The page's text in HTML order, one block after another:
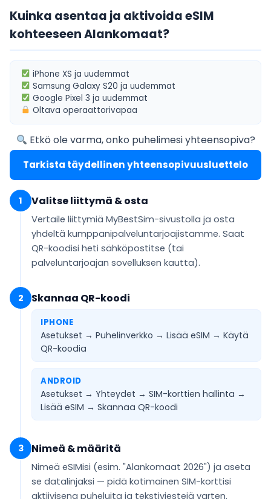
Kuinka asentaa ja aktivoida eSIM
kohteeseen Alankomaat?
iPhone XS ja uudemmat
Samsung Galaxy S20 ja uudemmat
Google Pixel 3 ja uudemmat
Oltavaoperaattorivapaa
Etkö ole varma, onko puhelimesi yhteensopiva?
Tarkista täydellinen yhteensopivuusluettelo
1 Valitse liittymä & osta
Vertaile liittymiä MyBestSim-sivustolla ja osta
yhdeltä kumppanipalveluntarjoajistamme. Saat
QR-koodisi heti sähköpostitse (tai
palveluntarjoajan sovelluksen kautta).
2 Skannaa QR-koodi
IPHONE
Asetukset → Puhelinverkko → Lisää eSIM → Käytä
QR-koodia
ANDROID
Asetukset → Yhteydet → SIM-korttien hallinta →
Lisää eSIM → Skannaa QR-koodi
3 Nimeä & määritä
Nimeä eSIMisi (esim. "Alankomaat 2026") ja aseta
se datalinjaksi — pidä kotimainen SIM-korttisi
aktiivisena puheluita ja tekstiviestejä varten.